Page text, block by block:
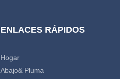
ENLACES RÁPIDOS
Hogar
Abajo& Pluma